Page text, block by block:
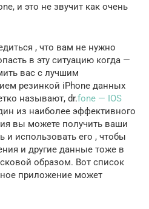
и это не звучит как очень
, что вам не нужно
в эту ситуацию когда —
вас с лучшим
резинкой iPhone данных
называют, dr.fone — IOS
из наиболее эффективного
вы можете получить ваши
и использовать его , чтобы
и другие данные тоже в
образом. Вот список
приложение может